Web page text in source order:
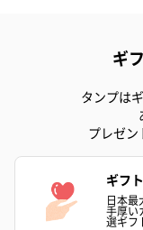
ゼリーバウム カット
（レモン＆紅茶）（
ギ
タンプは
プレゼン
ギフ
日本最
手厚い
選ギフ